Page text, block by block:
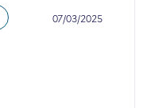
07/03/2025